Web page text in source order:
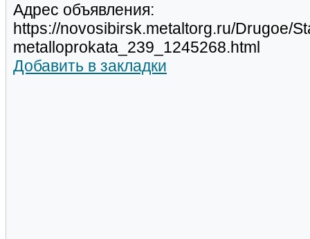
Адрес объявления:
https://novosibirsk.metaltorg.ru/Drugoe/
metalloprokata_239_1245268.html
Добавить в закладки